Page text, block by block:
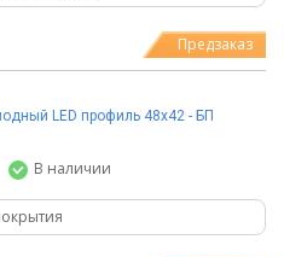
Предзаказ
LED профиль 48х42 - БП
В наличии